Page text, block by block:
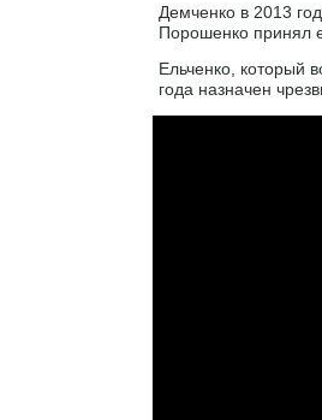
Демченко в 2013
Порошенко принял
Ельченко, который
года назначен